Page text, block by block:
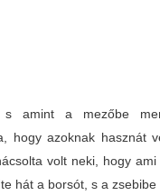
amint a mezőbe
hogy azoknak hasznát
volt neki, hogy
hát a borsót, s a zsebibe